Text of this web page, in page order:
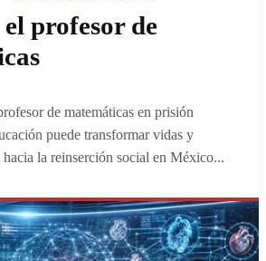
profesor de
de matemáticas en prisión
puede transformar vidas y
la reinserción social en México...